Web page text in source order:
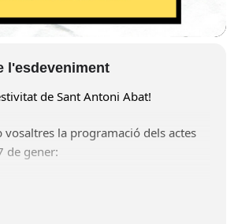
l'esdeveniment
de Sant Antoni Abat!
la programació dels actes
de gener: